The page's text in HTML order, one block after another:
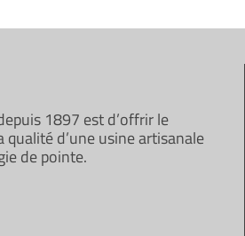
1897 est d’offrir le
qualité d’une usine artisanale
de pointe.